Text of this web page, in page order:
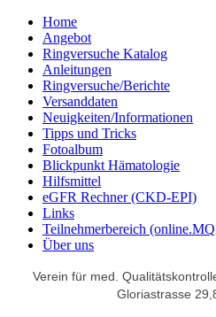
Home
Angebot
Ringversuche Katalog
Anleitungen
Ringversuche/Berichte
Versanddaten
Neuigkeiten/Informationen
Tipps und Tricks
Fotoalbum
Blickpunkt Hämatologie
Hilfsmittel
eGFR Rechner (CKD-EPI)
Links
Teilnehmerbereich
Über uns
Verein für med.
Gloriastrasse 29,